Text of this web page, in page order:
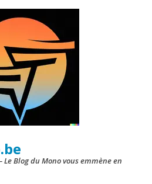
Blog du Mono vous emmène en